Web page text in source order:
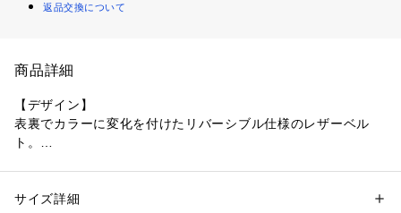
返品交換について
商品詳細
【デザイン】
表裏でカラーに変化を付けたリバーシブル仕様のレザーベル
ト。
性別：メンズ
サイズ詳細